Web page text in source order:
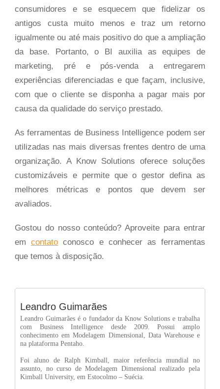
consumidores e se esquecem que fidelizar os
antigos custa muito menos e traz um retorno
igualmente ou até mais positivo do que a ampliação
da base. Portanto, o BI auxilia as equipes de
marketing, pré e pós-venda a entregarem
experiências diferenciadas e que façam, inclusive,
com que o cliente se disponha a pagar mais por
causa da qualidade do serviço prestado.
As ferramentas de Business Intelligence podem ser
utilizadas nas mais diversas frentes dentro de uma
organização. A Know Solutions oferece soluções
customizáveis e permite que o gestor defina as
melhores métricas e pontos que devem ser
avaliados.
Gostou do nosso conteúdo? Aproveite para entrar
emcontato conosco e conhecer as ferramentas
que temos à disposição.
Leandro Guimarães
Leandro Guimarães é o fundador da Know Solutions e trabalha
com Business Intelligence desde 2009. Possui amplo
conhecimento em Modelagem Dimensional, Data Warehouse e
na plataforma Pentaho.
Foi aluno de Ralph Kimball, maior referência mundial no
assunto, no curso de Modelagem Dimensional realizado pela
Kimball University, em Estocolmo – Suécia.